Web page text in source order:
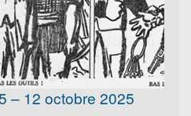
– 12 octobre 2025